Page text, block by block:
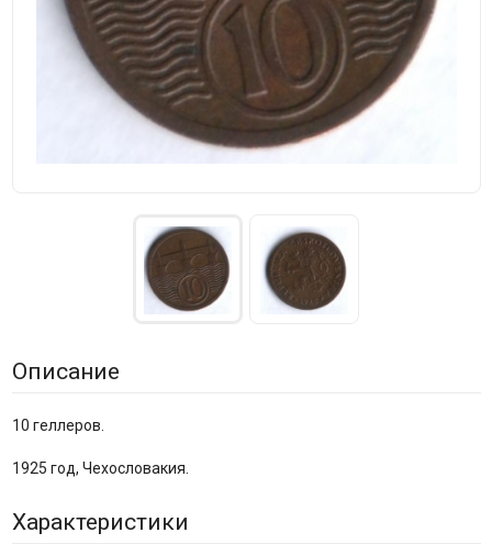
Описание
10 геллеров.
1925 год, Чехословакия.
Характеристики